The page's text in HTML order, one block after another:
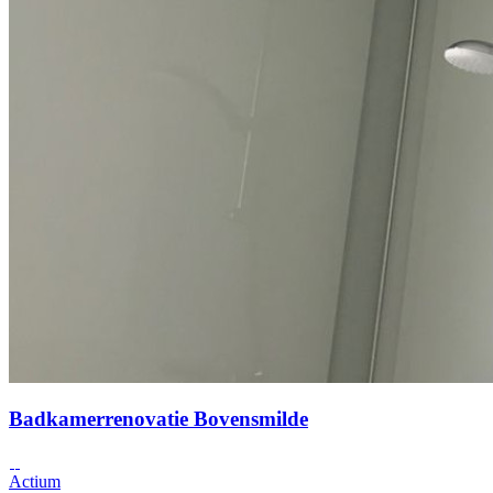
Badkamerrenovatie Bovensmilde
Actium